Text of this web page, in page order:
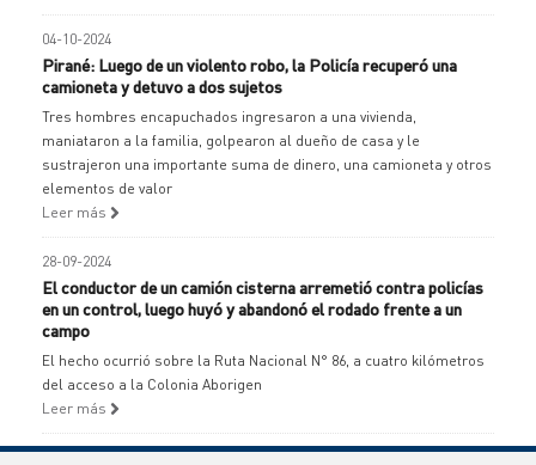
04-10-2024
Pirané: Luego de un violento robo, la Policía recuperó una
camioneta y detuvo a dos sujetos
Tres hombres encapuchados ingresaron a una vivienda,
maniataron a la familia, golpearon al dueño de casa y le
sustrajeron una importante suma de dinero, una camioneta y otros
elementos de valor
Leer más
28-09-2024
El conductor de un camión cisterna arremetió contra policías
en un control, luego huyó y abandonó el rodado frente a un
campo
El hecho ocurrió sobre la Ruta Nacional N° 86, a cuatro kilómetros
del acceso a la Colonia Aborigen
Leer más